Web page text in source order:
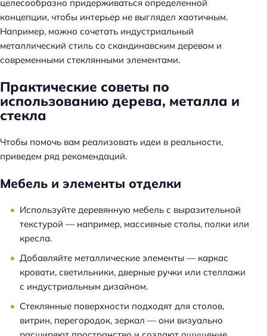
целесообразно придерживаться определенной
концепции, чтобы интерьер не выглядел хаотичным.
Например, можно сочетать индустриальный
металлический стиль со скандинавским деревом и
современными стеклянными элементами.
Практические советы по
использованию дерева, металла и
стекла
Чтобы помочь вам реализовать идеи в реальности,
приведем ряд рекомендаций.
Мебель и элементы отделки
Используйте деревянную мебель с выразительной
текстурой — например, массивные столы, полки или
кресла.
Добавляйте металлические элементы — каркас
кровати, светильники, дверные ручки или стеллажи
с индустриальным дизайном.
Стеклянные поверхности подходят для столов,
витрин, перегородок, зеркал — они визуально